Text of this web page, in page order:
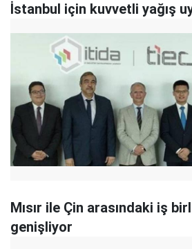
İstanbul için kuvvetli yağış
Mısır ile Çin arasındaki iş
genişliyor